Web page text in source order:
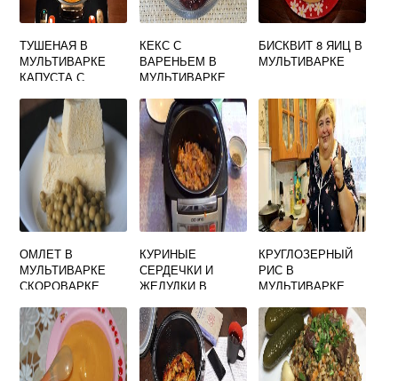
ТУШЕНАЯ В
МУЛЬТИВАРКЕ
КАПУСТА С
КЕКС С
ВАРЕНЬЕМ В
МУЛЬТИВАРКЕ
БИСКВИТ 8 ЯИЦ В
МУЛЬТИВАРКЕ
ОМЛЕТ В
МУЛЬТИВАРКЕ
СКОРОВАРКЕ
КУРИНЫЕ
СЕРДЕЧКИ И
ЖЕЛУДКИ В
КРУГЛОЗЕРНЫЙ
РИС В
МУЛЬТИВАРКЕ
РЕЦЕПТ